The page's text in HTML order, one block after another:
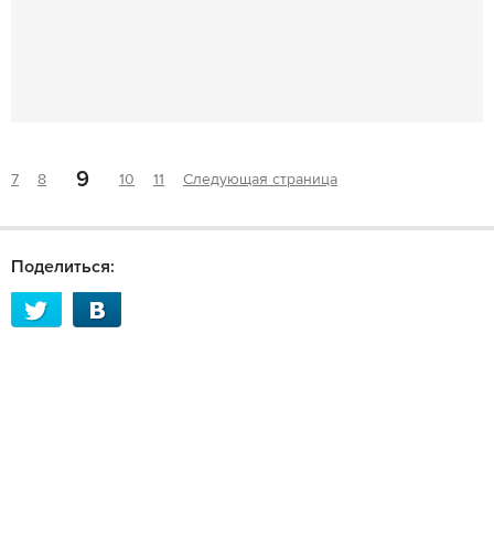
7 8 9 10 11 Следующая страница
Поделиться: